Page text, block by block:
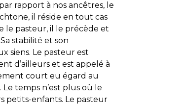
rapport à nos ancêtres, le
il réside en tout cas
le pasteur, il le précède et
stabilité et son
siens. Le pasteur est
d’ailleurs et est appelé à
court eu égard au
Le temps n’est plus où le
petits-enfants. Le pasteur